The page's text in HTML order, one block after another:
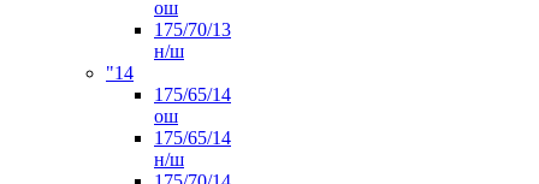
ош
175/70/13
н/ш
"14
175/65/14
ош
175/65/14
н/ш